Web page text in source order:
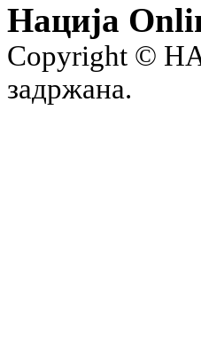
Нација
Copyright ©
задржана.